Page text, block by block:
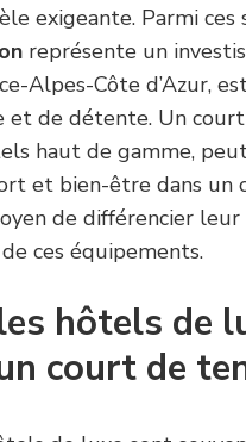
exigeante. Parmi ces
représente un
Alpes-Côte d’Azur,
et de détente. Un
haut de gamme,
et bien-être dans un
de différencier
ces équipements.
hôtels de
court de